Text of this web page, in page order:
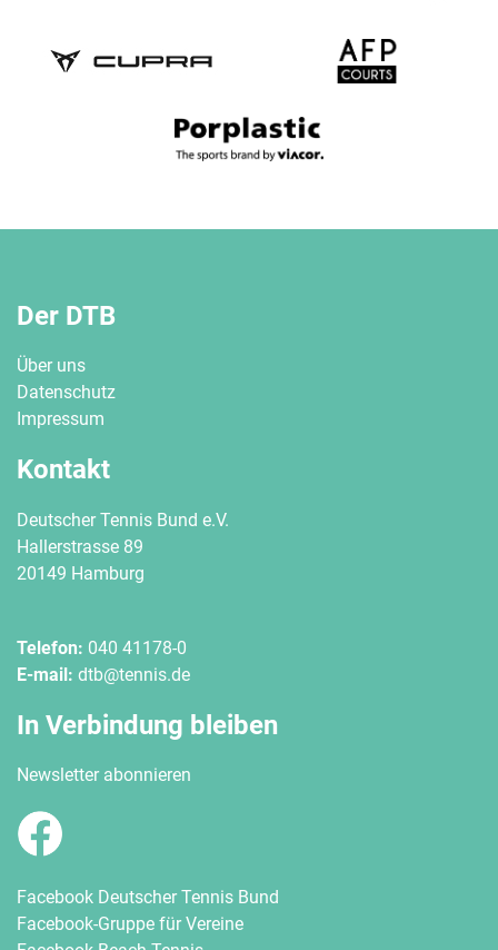
Der DTB
Über uns
Datenschutz
Impressum
Kontakt
Deutscher Tennis Bund e.V.
Hallerstrasse 89
20149 Hamburg
Telefon: 040 41178-0
E-mail: dtb@tennis.de
In Verbindung bleiben
Newsletter abonnieren
Facebook Deutscher Tennis Bund
Facebook-Gruppe für Vereine